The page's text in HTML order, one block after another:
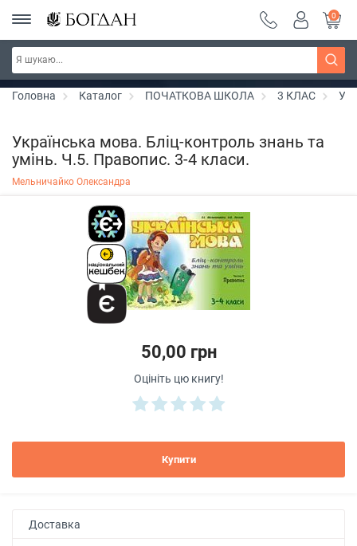
РОЗПРОДАЖ ~ 150 грн ~ 200 грн ~ 250 грн ~
300 грн ~ РОЗПРОДАЖ
Дізнатись більше
0
Головна Каталог ПОЧАТКОВА ШКОЛА 3 КЛАС
Українська мова. Бліц-контроль знань та
умінь. Ч.5. Правопис. 3-4 класи.
Мельничайко Олександра
50,00 грн
Оцініть цю книгу!
Купити
Доставка